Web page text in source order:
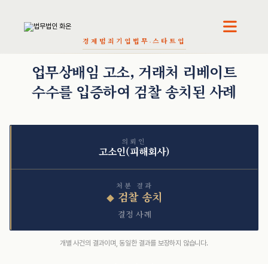
경제범죄 기업법무·스타트업
업무상배임 고소, 거래처 리베이트
수수를 입증하여 검찰 송치된 사례
의뢰인
고소인(피해회사)
처분 결과
◆ 검찰 송치
결정 사례
개별 사건의 결과이며, 동일한 결과를 보장하지 않습니다.